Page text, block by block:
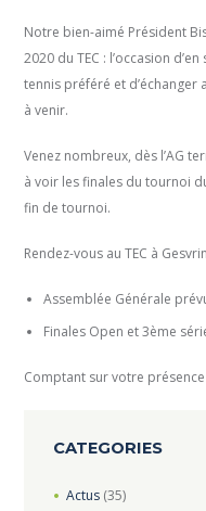
Notre bien-aimé Président
2020 du TEC : l’occasion
tennis préféré et d’échanger
à venir.
Venez nombreux, dès l’AG
à voir les finales du tournoi
fin de tournoi.
Rendez-vous au TEC à
Assemblée Générale
Finales Open et 3ème
Comptant sur votre
CATEGORIES
Actus(35)